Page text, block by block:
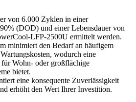
von 6.000 Zyklen in einer
(DOD) und einer Lebensdauer von
LFP-2500U ermittelt werden.
minimiert den Bedarf an häufigem
wodurch eine
Wohn- oder großflächige
bietet.
eine konsequente Zuverlässigkeit
erhöht den Wert Ihrer Investition.